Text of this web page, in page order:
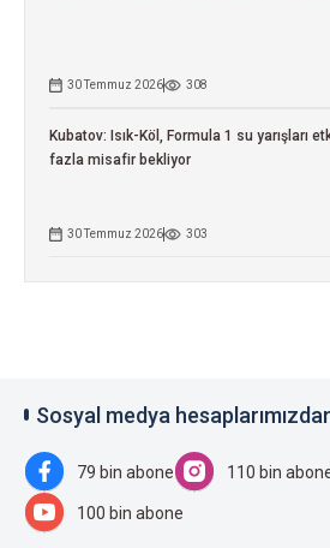
30 Temmuz 2026 308
Kubatov: Isık-Köl, Formula 1 su yarışları
fazla misafir bekliyor
30 Temmuz 2026 303
Sosyal medya
79 bin abone 110 bin
100 bin abone